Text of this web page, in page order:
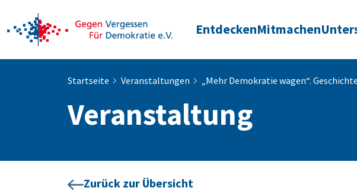
EntdeckenMitmachen
Startseite Veranstaltungen „Mehr Demokratie wagen“.
Veranstaltung
Zurück zur Übersicht